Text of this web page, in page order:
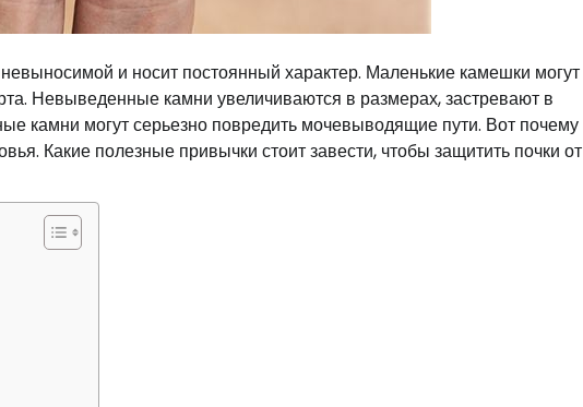
и носит постоянный характер. Маленькие камешки могут
Невыведенные камни увеличиваются в размерах, застревают в
камни могут серьезно повредить мочевыводящие пути. Вот почему
Какие полезные привычки стоит завести, чтобы защитить почки от